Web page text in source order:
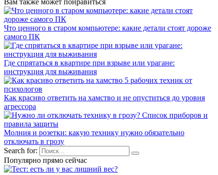
Вам также может понравиться
Что ценного в старом компьютере: какие детали стоят дороже
самого ПК
Где спрятаться в квартире при взрыве или урагане:
инструкция для выживания
Как красиво ответить на хамство и не опуститься до уровня
агрессора
Молния и розетки: какую технику нужно обязательно
отключать в грозу
Search for:
Популярно прямо сейчас